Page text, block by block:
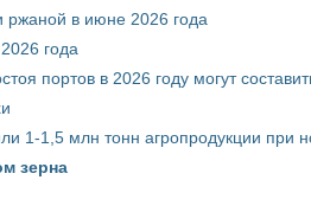
в июне 2026 года
года
портов в 2026 году могут
1-1,5 млн тонн агропродукции при
зерна